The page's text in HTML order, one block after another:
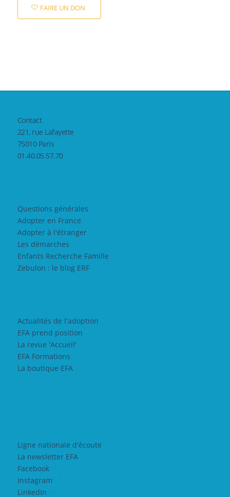
FAIRE UN DON
Contact
221, rue Lafayette
75010 Paris
01.40.05.57.70
Questions générales
Adopter en France
Adopter à l'étranger
Les démarches
Enfants Recherche Famille
Zebulon : le blog ERF
Actualités de l'adoption
EFA prend position
La revue 'Accueil'
EFA Formations
La boutique EFA
Ligne nationale d'écoute
La newsletter EFA
Facebook
Instagram
LinkedIn